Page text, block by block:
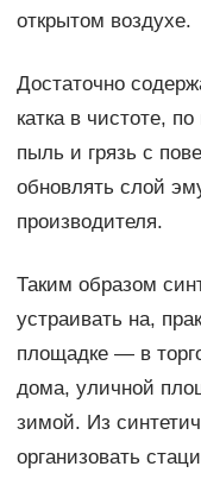
открытом воздухе.
Достаточно
катка в чистоте,
пыль и грязь с
обновлять слой
производителя.
Таким образом
устраивать на,
площадке — в
дома, уличной
зимой. Из
организовать